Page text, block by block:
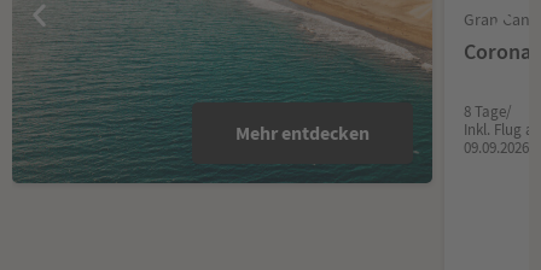
Mehr entdecken
Gran
Corona
8 Tage/
Inkl. Flug
09.09.2026